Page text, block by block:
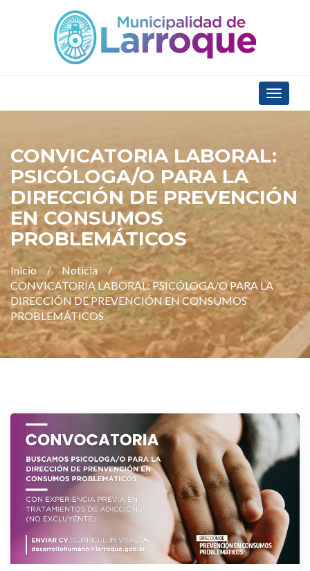
Toggle
CONVICATORIA LABORAL:
PSICÓLOGA/O PARA LA
DIRECCIÓN DE PREVENCIÓN
EN CONSUMOS
PROBLEMÁTICOS
Inicio
Noticia
CONVICATORIA LABORAL: PSICÓLOGA/O PARA LA
DIRECCIÓN DE PREVENCIÓN EN CONSUMOS
PROBLEMÁTICOS